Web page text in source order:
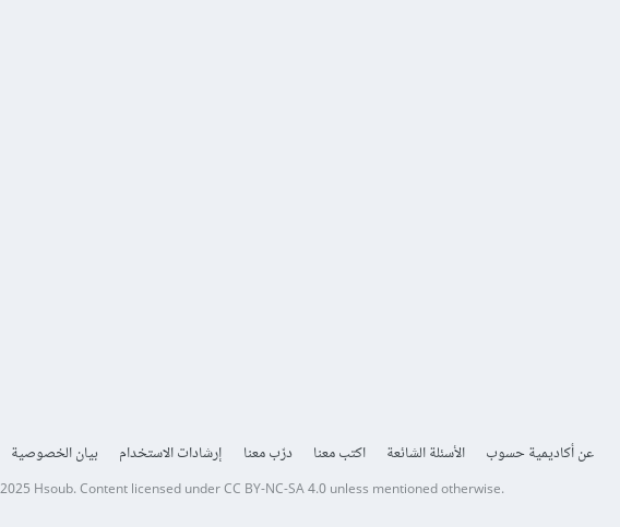
عن أكاديمية حسوب الأسئلة الشائعة اكتب معنا درّب معنا إرشادات الاستخدام بيان الخصوصية
Hsoub.Content licensed underCC BY-NC-SA 4.0unless mentioned otherwise.